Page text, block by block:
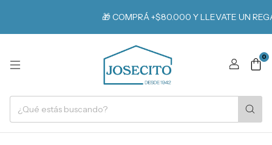
🎁 COMPRÁ +$80.000 Y LLEVATE UN
0